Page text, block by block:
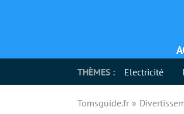
THÈMES : Electricité
Tomsguide.fr